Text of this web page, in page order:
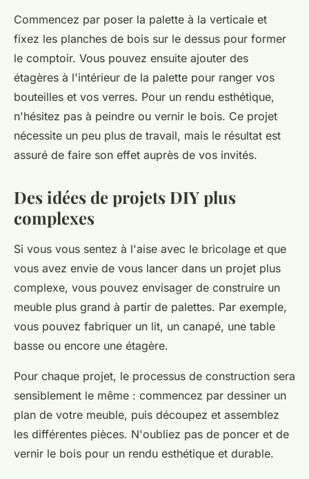
Commencez par poser la palette à la verticale et
fixez les planches de bois sur le dessus pour former
le comptoir. Vous pouvez ensuite ajouter des
étagères à l'intérieur de la palette pour ranger vos
bouteilles et vos verres. Pour un rendu esthétique,
n'hésitez pas à peindre ou vernir le bois. Ce projet
nécessite un peu plus de travail, mais le résultat est
assuré de faire son effet auprès de vos invités.
Des idées de projets DIY plus
complexes
Si vous vous sentez à l'aise avec le bricolage et que
vous avez envie de vous lancer dans un projet plus
complexe, vous pouvez envisager de construire un
meuble plus grand à partir de palettes. Par exemple,
vous pouvez fabriquer un lit, un canapé, une table
basse ou encore une étagère.
Pour chaque projet, le processus de construction sera
sensiblement le même : commencez par dessiner un
plan de votre meuble, puis découpez et assemblez
les différentes pièces. N'oubliez pas de poncer et de
vernir le bois pour un rendu esthétique et durable.